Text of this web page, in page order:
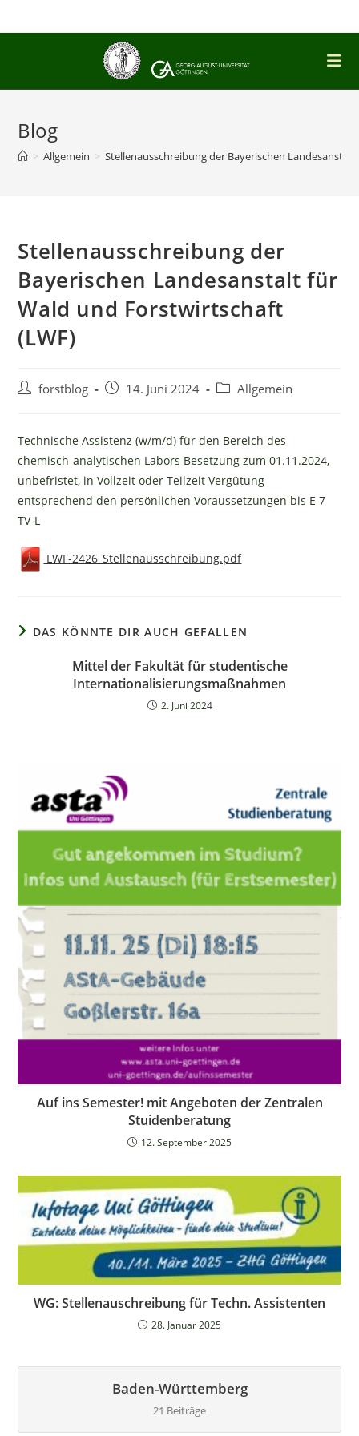
Inhalt
Blog
> Allgemein > Stellenausschreibung der Bayerischen
Stellenausschreibung der
Bayerischen Landesanstalt für
Wald und Forstwirtschaft
(LWF)
Beitrags-
forstblog
Beitrag14. Juni 2024
Beitrags-
Allgemein
Technische Assistenz (w/m/d) für den Bereich des
chemisch-analytischen Labors Besetzung zum 01.11.2024,
unbefristet, in Vollzeit oder Teilzeit Vergütung
entsprechend den persönlichen Voraussetzungen bis E 7
TV-L
LWF-2426_Stellenausschreibung.pdf
DAS KÖNNTE DIR AUCH GEFALLEN
Mittel der Fakultät für studentische
Internationalisierungsmaßnahmen
2. Juni 2024
Auf ins Semester! mit Angeboten der Zentralen
Stuidenberatung
12. September 2025
WG: Stellenauschreibung für Techn. Assistenten
28. Januar 2025
Baden-Württemberg
21 Beiträge